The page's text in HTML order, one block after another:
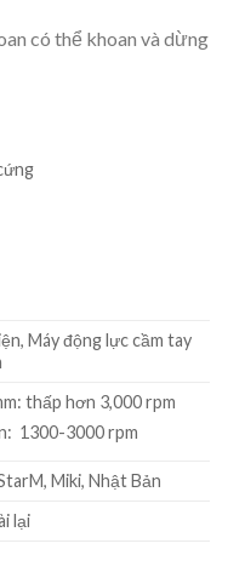
có thể khoan và dừng
Máy động lực cầm tay
thấp hơn 3,000 rpm
1300-3000 rpm
Miki, Nhật Bản
lại